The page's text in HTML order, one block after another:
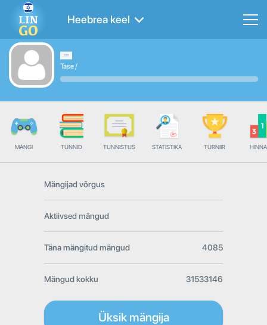
Heebrea keel
Tase/
MÄNGI TUNNID TUNNISTUS STATISTIKA TURNIIR
Mängijad võrgus
Aktiivsed mängud
Täna mängitud mängud 4085
Mängud kokku 31533146
Üksik mängija